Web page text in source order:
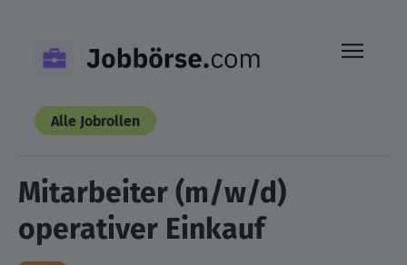
content
Alle Jobrollen
Mitarbeiter (m/w/d)
operativer Einkauf